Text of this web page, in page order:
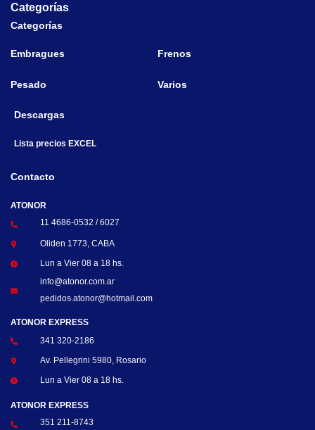
Categorías
Categorías
Embragues Frenos
Pesado Varios
Descargas
Lista precios EXCEL
Contacto
ATONOR
11 4686-0532 / 6027
Oliden 1773, CABA
Lun a Vier 08 a 18 hs.
info@atonor.com.ar
pedidos.atonor@hotmail.com
ATONOR EXPRESS
341 320-2186
Av. Pellegrini 5980, Rosario
Lun a Vier 08 a 18 hs.
ATONOR EXPRESS
351 211-8743